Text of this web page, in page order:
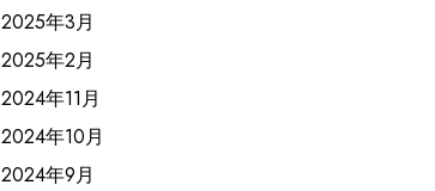
2025年3月
2025年2月
2024年11月
2024年10月
2024年9月